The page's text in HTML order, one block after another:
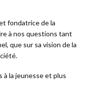
fondatrice de la
à nos questions tant
que sur sa vision de la
à la jeunesse et plus